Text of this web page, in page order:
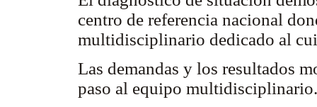
centro de referencia nacional
multidisciplinario dedicado al
Las demandas y los resultados
paso al equipo